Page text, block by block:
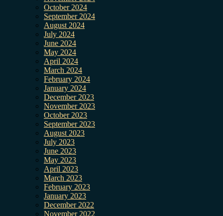
October 2024
September 2024
August 2024
July 2024
June 2024
May 2024
April 2024
March 2024
February 2024
January 2024
December 2023
November 2023
October 2023
September 2023
August 2023
July 2023
June 2023
May 2023
April 2023
March 2023
February 2023
January 2023
December 2022
November 2022